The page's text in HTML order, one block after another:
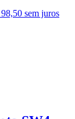
sem juros